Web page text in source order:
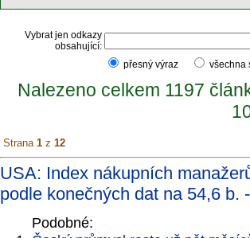
Vybrat jen odkazy
obsahující:
přesný výraz
Nalezeno celkem 1197
Strana 1 z 12
USA: Index nákupních
podle konečných dat na 54,6 b.
Podobné: